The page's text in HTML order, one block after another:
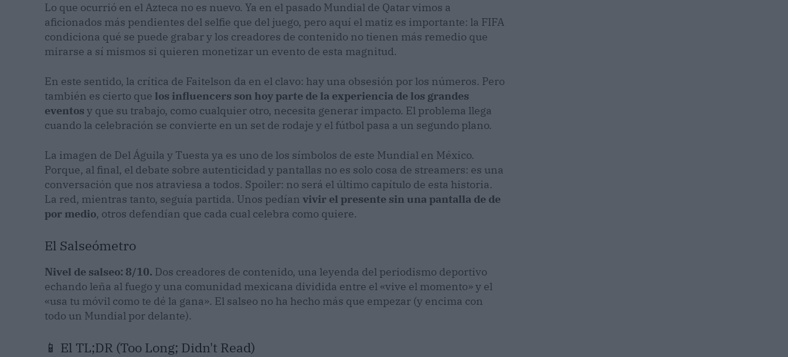
Lo que ocurrió en el Azteca no es nuevo. Ya en el pasado Mundial de Qatar vimos a
aficionados más pendientes del selfie que del juego, pero aquí el matiz es importante: la FIFA
condiciona qué se puede grabar y los creadores de contenido no tienen más remedio que
mirarse a sí mismos si quieren monetizar un evento de esta magnitud.
En este sentido, la crítica de Faitelson da en el clavo: hay una obsesión por los números. Pero
también es cierto que los influencers son hoy parte de la experiencia de los grandes
eventos y que su trabajo, como cualquier otro, necesita generar impacto. El problema llega
cuando la celebración se convierte en un set de rodaje y el fútbol pasa a un segundo plano.
La imagen de Del Águila y Tuesta ya es uno de los símbolos de este Mundial en México.
Porque, al final, el debate sobre autenticidad y pantallas no es solo cosa de streamers: es una
conversación que nos atraviesa a todos. Spoiler: no será el último capítulo de esta historia.
La red, mientras tanto, seguía partida. Unos pedían vivir el presente sin una pantalla de de
por medio, otros defendían que cada cual celebra como quiere.
El Salseómetro
Nivel de salseo: 8/10. Dos creadores de contenido, una leyenda del periodismo deportivo
echando leña al fuego y una comunidad mexicana dividida entre el «vive el momento» y el
«usa tu móvil como te dé la gana». El salseo no ha hecho más que empezar (y encima con
todo un Mundial por delante).
📱 El TL;DR (Too Long; Didn't Read)